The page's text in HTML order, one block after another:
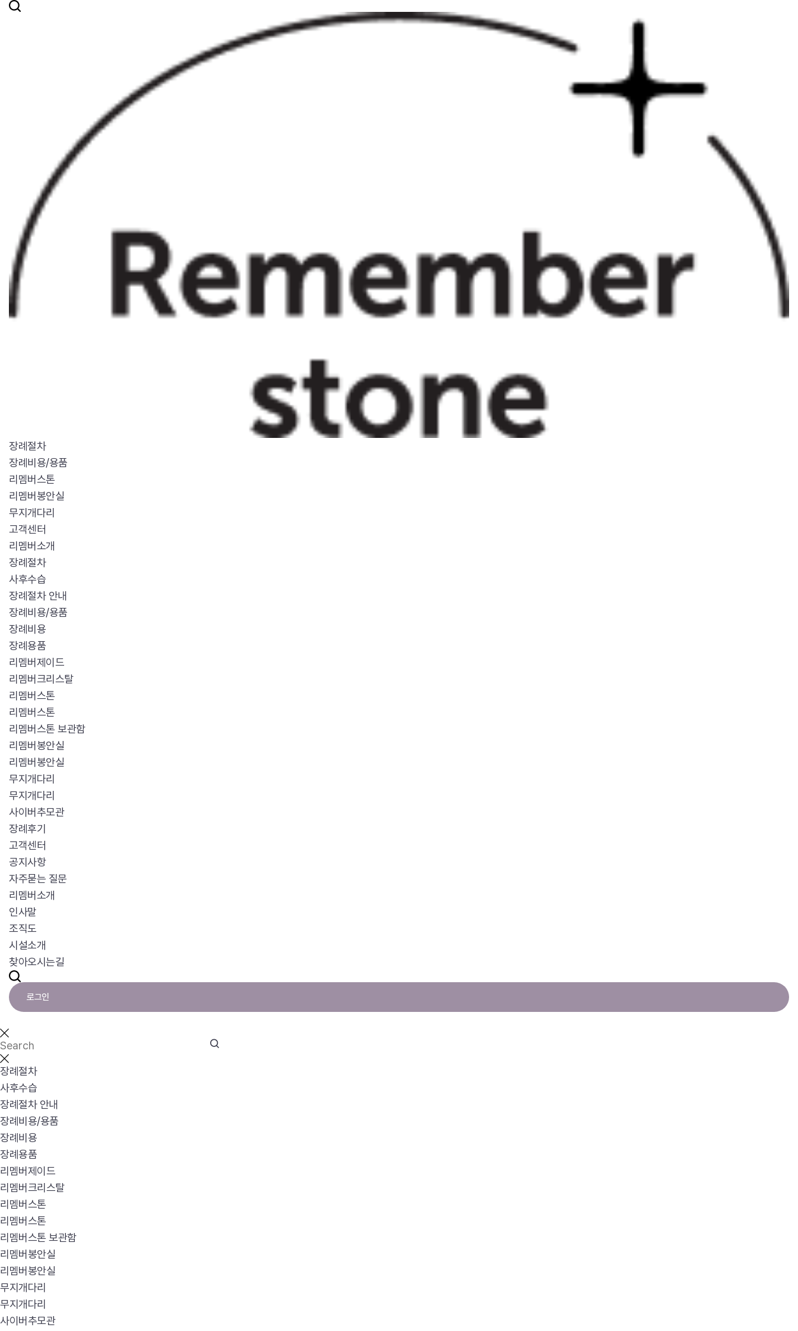
장례절차
장례비용/용품
리멤버스톤
리멤버봉안실
무지개다리
고객센터
리멤버소개
장례절차
사후수습
장례절차 안내
장례비용/용품
장례비용
장례용품
리멤버제이드
리멤버크리스탈
리멤버스톤
리멤버스톤
리멤버스톤 보관함
리멤버봉안실
리멤버봉안실
무지개다리
무지개다리
사이버추모관
장례후기
고객센터
공지사항
자주묻는 질문
리멤버소개
인사말
조직도
시설소개
찾아오시는길
로그인
장례절차
사후수습
장례절차 안내
장례비용/용품
장례비용
장례용품
리멤버제이드
리멤버크리스탈
리멤버스톤
리멤버스톤
리멤버스톤 보관함
리멤버봉안실
리멤버봉안실
무지개다리
무지개다리
사이버추모관